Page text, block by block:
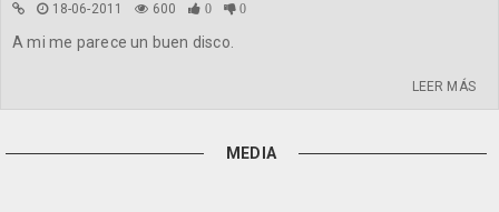
18-06-2011 600 0 0
A mi me parece un buen disco.
LEER MÁS
MEDIA